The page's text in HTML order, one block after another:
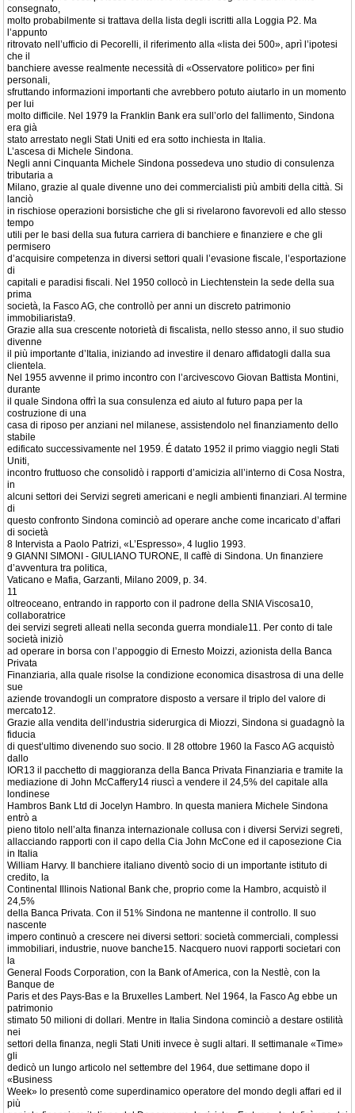
consegnato,
molto probabilmente si trattava della lista degli iscritti alla Loggia P2. Ma
l’appunto
ritrovato nell’ufficio di Pecorelli, il riferimento alla «lista dei 500», aprì l’ipotesi
che il
banchiere avesse realmente necessità di «Osservatore politico» per fini
personali,
sfruttando informazioni importanti che avrebbero potuto aiutarlo in un momento
per lui
molto difficile. Nel 1979 la Franklin Bank era sull’orlo del fallimento, Sindona
era già
stato arrestato negli Stati Uniti ed era sotto inchiesta in Italia.
L’ascesa di Michele Sindona.
Negli anni Cinquanta Michele Sindona possedeva uno studio di consulenza
tributaria a
Milano, grazie al quale divenne uno dei commercialisti più ambiti della città. Si
lanciò
in rischiose operazioni borsistiche che gli si rivelarono favorevoli ed allo stesso
tempo
utili per le basi della sua futura carriera di banchiere e finanziere e che gli
permisero
d’acquisire competenza in diversi settori quali l’evasione fiscale, l’esportazione
di
capitali e paradisi fiscali. Nel 1950 collocò in Liechtenstein la sede della sua
prima
società, la Fasco AG, che controllò per anni un discreto patrimonio
immobiliarista9.
Grazie alla sua crescente notorietà di fiscalista, nello stesso anno, il suo studio
divenne
il più importante d’Italia, iniziando ad investire il denaro affidatogli dalla sua
clientela.
Nel 1955 avvenne il primo incontro con l’arcivescovo Giovan Battista Montini,
durante
il quale Sindona offrì la sua consulenza ed aiuto al futuro papa per la
costruzione di una
casa di riposo per anziani nel milanese, assistendolo nel finanziamento dello
stabile
edificato successivamente nel 1959. É datato 1952 il primo viaggio negli Stati
Uniti,
incontro fruttuoso che consolidò i rapporti d’amicizia all’interno di Cosa Nostra,
in
alcuni settori dei Servizi segreti americani e negli ambienti finanziari. Al termine
di
questo confronto Sindona cominciò ad operare anche come incaricato d’affari
di società
8 Intervista a Paolo Patrizi, «L’Espresso», 4 luglio 1993.
9 GIANNI SIMONI - GIULIANO TURONE, Il caffè di Sindona. Un finanziere
d’avventura tra politica,
Vaticano e Mafia, Garzanti, Milano 2009, p. 34.
11
oltreoceano, entrando in rapporto con il padrone della SNIA Viscosa10,
collaboratrice
dei servizi segreti alleati nella seconda guerra mondiale11. Per conto di tale
società iniziò
ad operare in borsa con l’appoggio di Ernesto Moizzi, azionista della Banca
Privata
Finanziaria, alla quale risolse la condizione economica disastrosa di una delle
sue
aziende trovandogli un compratore disposto a versare il triplo del valore di
mercato12.
Grazie alla vendita dell’industria siderurgica di Miozzi, Sindona si guadagnò la
fiducia
di quest’ultimo divenendo suo socio. Il 28 ottobre 1960 la Fasco AG acquistò
dallo
IOR13 il pacchetto di maggioranza della Banca Privata Finanziaria e tramite la
mediazione di John McCaffery14 riuscì a vendere il 24,5% del capitale alla
londinese
Hambros Bank Ltd di Jocelyn Hambro. In questa maniera Michele Sindona
entrò a
pieno titolo nell’alta finanza internazionale collusa con i diversi Servizi segreti,
allacciando rapporti con il capo della Cia John McCone ed il caposezione Cia
in Italia
William Harvy. Il banchiere italiano diventò socio di un importante istituto di
credito, la
Continental Illinois National Bank che, proprio come la Hambro, acquistò il
24,5%
della Banca Privata. Con il 51% Sindona ne mantenne il controllo. Il suo
nascente
impero continuò a crescere nei diversi settori: società commerciali, complessi
immobiliari, industrie, nuove banche15. Nacquero nuovi rapporti societari con
la
General Foods Corporation, con la Bank of America, con la Nestlè, con la
Banque de
Paris et des Pays-Bas e la Bruxelles Lambert. Nel 1964, la Fasco Ag ebbe un
patrimonio
stimato 50 milioni di dollari. Mentre in Italia Sindona cominciò a destare ostilità
nei
settori della finanza, negli Stati Uniti invece è sugli altari. Il settimanale «Time»
gli
dedicò un lungo articolo nel settembre del 1964, due settimane dopo il
«Business
Week» lo presentò come superdinamico operatore del mondo degli affari ed il
più